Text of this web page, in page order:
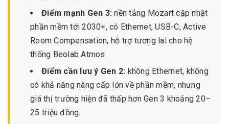
Điểm mạnh Gen 3: nền tảng Mozart cập nhật
phần mềm tới 2030+, có Ethernet, USB-C, Active
Room Compensation, hỗ trợ tương lai cho hệ
thống Beolab Atmos.
Điểm cần lưu ý Gen 2: không Ethernet, không
có khả năng nâng cấp lớn về phần mềm, nhưng
giá thị trường hiện đã thấp hơn Gen 3 khoảng 20–
25 triệu đồng.